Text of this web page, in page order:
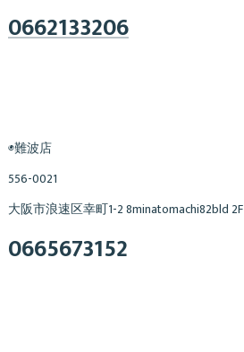
0662133206
◉難波店
556-0021
大阪市浪速区幸町1-2 8minatomachi82bld 2F
0665673152